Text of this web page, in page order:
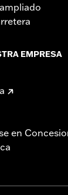
EMPRESA
en